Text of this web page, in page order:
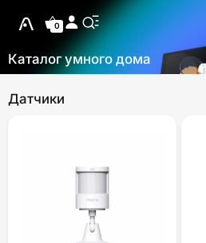
0
Каталог умного дома
Датчики